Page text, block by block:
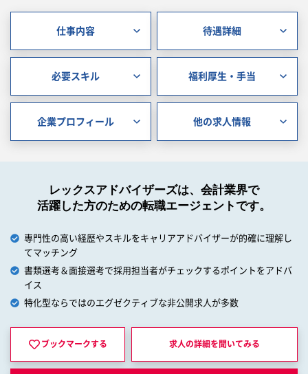
仕事内容 待遇詳細
必要スキル 福利厚生・手当
企業プロフィール 他の求人情報
レックスアドバイザーズは、会計業界で
活躍した方のための転職エージェントです。
専門性の高い経歴やスキルをキャリアアドバイザーが的確に理解し
てマッチング
書類選考＆面接選考で採用担当者がチェックするポイントをアドバ
イス
特化型ならではのエグゼクティブな非公開求人が多数
ブックマークする 求人の詳細を聞いてみる